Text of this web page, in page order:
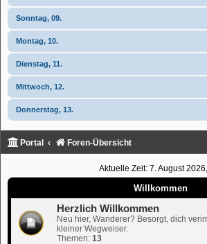
Sonntag, 09.
Montag, 10.
Dienstag, 11.
Mittwoch, 12.
Donnerstag, 13.
Portal Foren-Übersicht
Aktuelle Zeit: 7. August
Willkommen
Herzlich Willkommen
Neu hier, Wanderer? Besorgt, dich
kleiner Wegweiser.
Themen: 13